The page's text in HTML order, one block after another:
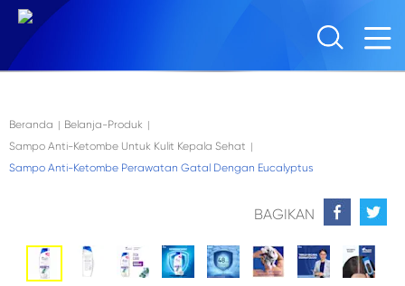
Skip to main content
Beranda | Belanja-Produk |
Sampo Anti-Ketombe Untuk Kulit Kepala Sehat |
Sampo Anti-Ketombe Perawatan Gatal Dengan Eucalyptus
BAGIKAN